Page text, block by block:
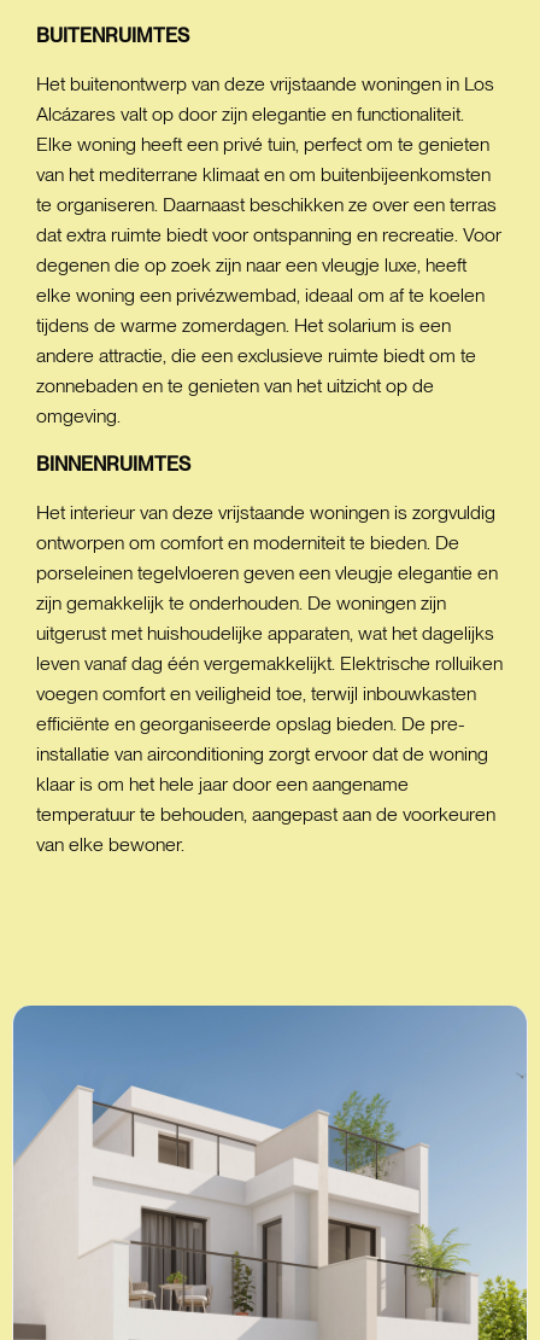
BUITENRUIMTES
Het buitenontwerp van deze vrijstaande woningen in Los
Alcázares valt op door zijn elegantie en functionaliteit.
Elke woning heeft een privé tuin, perfect om te genieten
van het mediterrane klimaat en om buitenbijeenkomsten
te organiseren. Daarnaast beschikken ze over een terras
dat extra ruimte biedt voor ontspanning en recreatie. Voor
degenen die op zoek zijn naar een vleugje luxe, heeft
elke woning een privézwembad, ideaal om af te koelen
tijdens de warme zomerdagen. Het solarium is een
andere attractie, die een exclusieve ruimte biedt om te
zonnebaden en te genieten van het uitzicht op de
omgeving.
BINNENRUIMTES
Het interieur van deze vrijstaande woningen is zorgvuldig
ontworpen om comfort en moderniteit te bieden. De
porseleinen tegelvloeren geven een vleugje elegantie en
zijn gemakkelijk te onderhouden. De woningen zijn
uitgerust met huishoudelijke apparaten, wat het dagelijks
leven vanaf dag één vergemakkelijkt. Elektrische rolluiken
voegen comfort en veiligheid toe, terwijl inbouwkasten
efficiënte en georganiseerde opslag bieden. De pre-
installatie van airconditioning zorgt ervoor dat de woning
klaar is om het hele jaar door een aangename
temperatuur te behouden, aangepast aan de voorkeuren
van elke bewoner.